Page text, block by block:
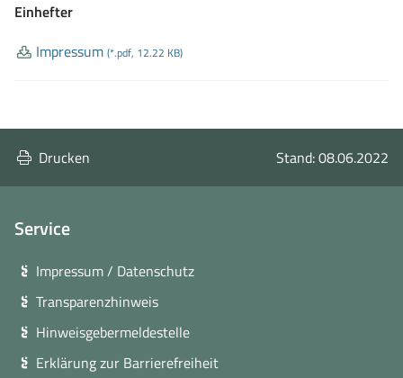
Einhefter
Impressum (*.pdf, 12.22 KB)
Drucken Stand: 08.06.2022
Service
Impressum / Datenschutz
Transparenzhinweis
Hinweisgebermeldestelle
Erklärung zur Barrierefreiheit